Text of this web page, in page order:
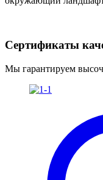
Сертификаты
Мы гарантируем